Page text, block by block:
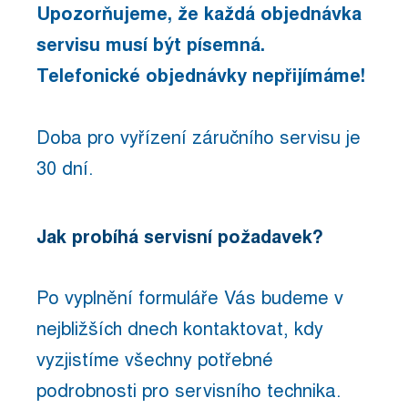
Upozorňujeme, že každá objednávka
servisu musí být písemná.
Telefonické objednávky nepřijímáme!
Doba pro vyřízení záručního servisu je
30 dní.
Jak probíhá servisní požadavek?
Po vyplnění formuláře Vás budeme v
nejbližších dnech kontaktovat, kdy
vyzjistíme všechny potřebné
podrobnosti pro servisního technika.